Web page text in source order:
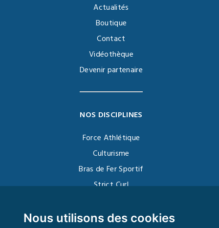
Nous utilisons des cookies
Actualités
Boutique
Contact
Vidéothèque
Devenir partenaire
NOS DISCIPLINES
Force Athlétique
Culturisme
Bras de Fer Sportif
Strict Curl
Kettlebell